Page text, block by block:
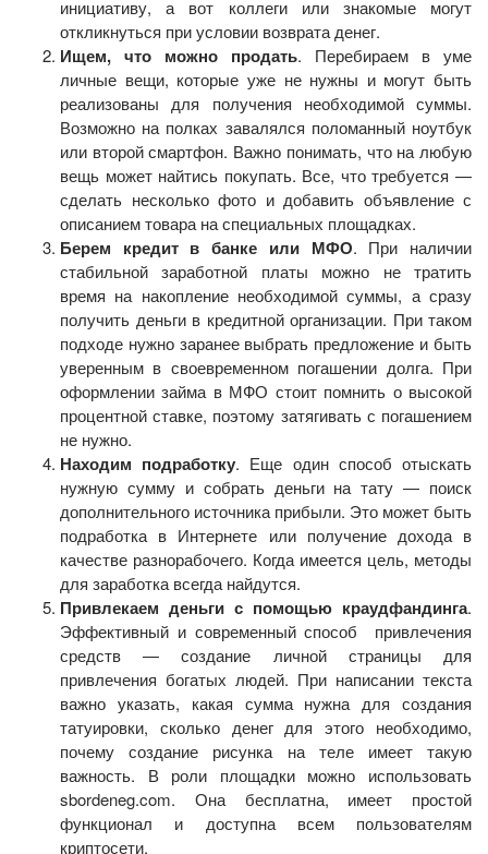
инициативу, а вот коллеги или знакомые могут
откликнуться при условии возврата денег.
Ищем, что можно продать. Перебираем в уме
личные вещи, которые уже не нужны и могут быть
реализованы для получения необходимой суммы.
Возможно на полках завалялся поломанный ноутбук
или второй смартфон. Важно понимать, что на любую
вещь может найтись покупать. Все, что требуется —
сделать несколько фото и добавить объявление с
описанием товара на специальных площадках.
Берем кредит в банке или МФО. При наличии
стабильной заработной платы можно не тратить
время на накопление необходимой суммы, а сразу
получить деньги в кредитной организации. При таком
подходе нужно заранее выбрать предложение и быть
уверенным в своевременном погашении долга. При
оформлении займа в МФО стоит помнить о высокой
процентной ставке, поэтому затягивать с погашением
не нужно.
Находим подработку. Еще один способ отыскать
нужную сумму и собрать деньги на тату — поиск
дополнительного источника прибыли. Это может быть
подработка в Интернете или получение дохода в
качестве разнорабочего. Когда имеется цель, методы
для заработка всегда найдутся.
Привлекаем деньги с помощью краудфандинга.
Эффективный и современный способ привлечения
средств — создание личной страницы для
привлечения богатых людей. При написании текста
важно указать, какая сумма нужна для создания
татуировки, сколько денег для этого необходимо,
почему создание рисунка на теле имеет такую
важность. В роли площадки можно использовать
sbordeneg.com. Она бесплатна, имеет простой
функционал и доступна всем пользователям
криптосети.